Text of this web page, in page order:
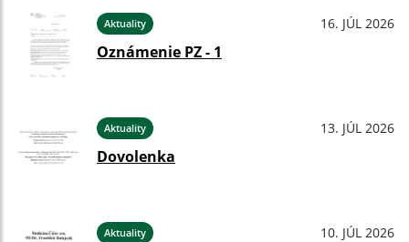
Aktuality 16. JÚL 2026
Oznámenie PZ - 1
Aktuality 13. JÚL 2026
Dovolenka
Aktuality 10. JÚL 2026